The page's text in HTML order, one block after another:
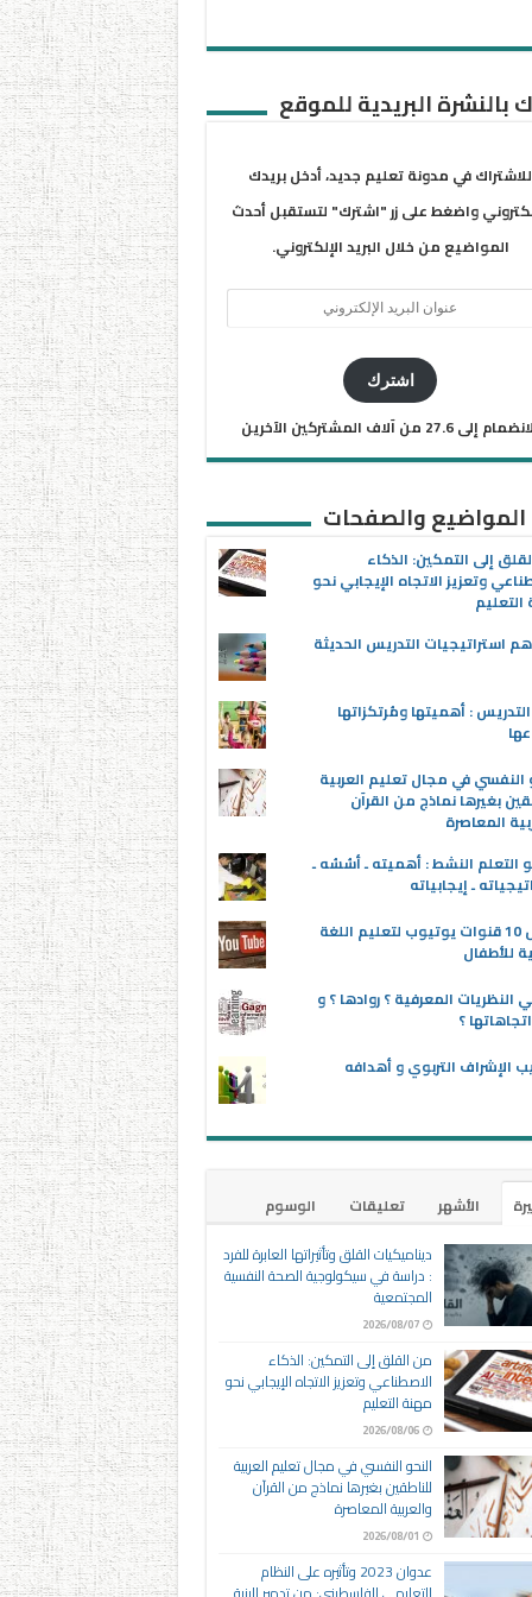
بالنشرة البريدية للموقع
للاشتراك في مدونة تعليم جديد، أدخل بريدك
واضغط على زر "اشترك" لتستقبل أحدث
المواضيع من خلال البريد الإلكتروني.
اشترك
إلى 27.6 من آلاف المشتركين الآخرين
المواضيع والصفحات
إلى التمكين: الذكاء
وتعزيز الاتجاه الإيجابي نحو
استراتيجيات التدريس الحديثة
: أهميتها ومُرتكزاتها
النفسي في مجال تعليم العربية
بغيرها نماذج من القرآن
المعاصرة
التعلم النشط : أهميته ـ أسُسُه ـ
ـ إيجابياته
أفضل 10 قنوات يوتيوب لتعليم اللغة
للأطفال
النظريات المعرفية ؟ روادها ؟ و
؟
الإشراف التربوي و أهدافه
الأشهر تعليقات
الوسوم
ديناميكيات القلق وتأثيراتها العابرة للفرد
: دراسة في سيكولوجية الصحة النفسية
المجتمعية
2026/08/07
من القلق إلى التمكين: الذكاء
الاصطناعي وتعزيز الاتجاه الإيجابي نحو
مهنة التعليم
2026/08/06
النحو النفسي في مجال تعليم العربية
للناطقين بغيرها نماذج من القرآن
والعربية المعاصرة
2026/08/01
عدوان 2023 وتأثيره على النظام